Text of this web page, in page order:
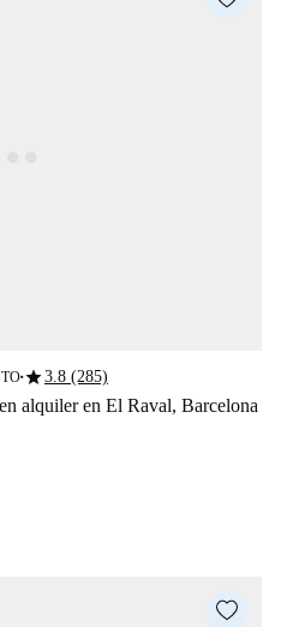
■star3.8 (285)
alquiler en El Raval, Barcelona